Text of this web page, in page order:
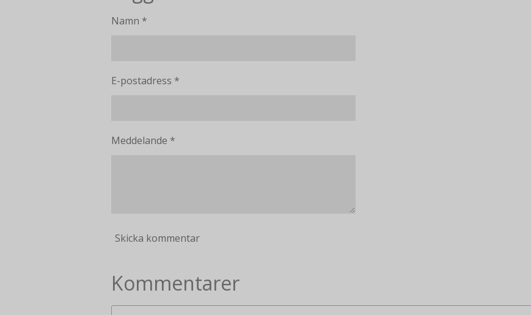
Namn *
E-postadress *
Meddelande *
Skicka kommentar
Kommentarer